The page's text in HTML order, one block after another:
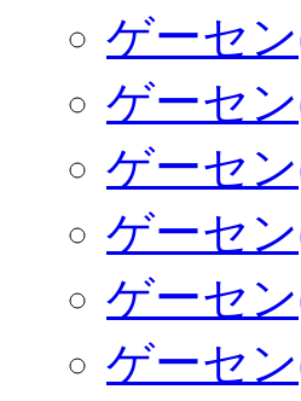
ゲーセ
ゲーセ
ゲーセ
ゲーセ
ゲーセ
ゲーセ